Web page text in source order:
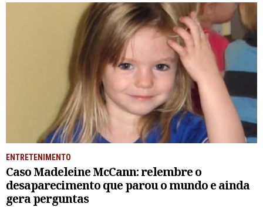
ENTRETENIMENTO
Caso Madeleine McCann: relembre o
desaparecimento que parou o mundo e ainda
gera perguntas